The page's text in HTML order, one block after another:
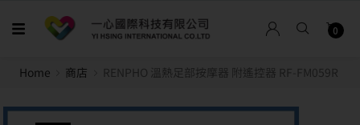
0
Home 商店 RENPHO 溫熱足部按摩器 附遙控器 RF-FM059R